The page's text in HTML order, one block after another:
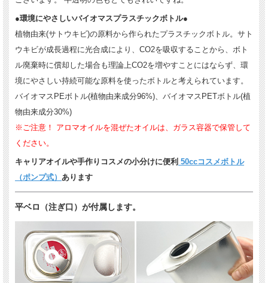
●環境にやさしいバイオマスプラスチックボトル●
植物由来(サトウキビ)の原料から作られたプラスチックボトル。サト
ウキビが成長過程に光合成により、CO2を吸収することから、ボト
ル廃棄時に償却した場合も理論上CO2を増やすことにはならず、環
境にやさしい持続可能な原料を使ったボトルと考えられています。
バイオマスPEボトル(植物由来成分96%)、バイオマスPETボトル(植
物由来成分30%)
※ご注意！ アロマオイルを混ぜたオイルは、ガラス容器で保管して
ください。
キャリアオイルや手作りコスメの小分けに便利 50ccコスメボトル
（ポンプ式） あります
平ベロ（注ぎ口）が付属します。